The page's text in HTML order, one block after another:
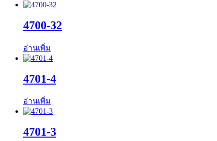
4700-32
อ่านเพิ่ม
4701-4
อ่านเพิ่ม
4701-3